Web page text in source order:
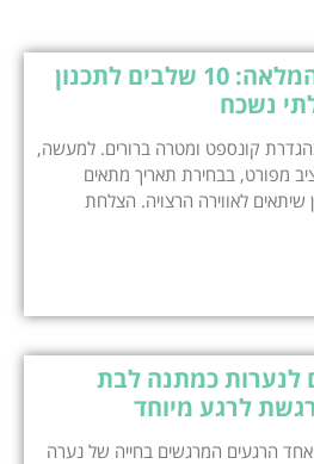
רשימת הבדיקה המלאה: 10 שלבים לתכנון
נשכח
קונספט ומטרה ברורים. למעשה,
מפורט, בבחירת תאריך מתאים
שיתאים לאווירה הרצויה. הצלחת
לנערות כמתנה לבת
לרגע מיוחד
הרגעים המרגשים בחייה של נערה